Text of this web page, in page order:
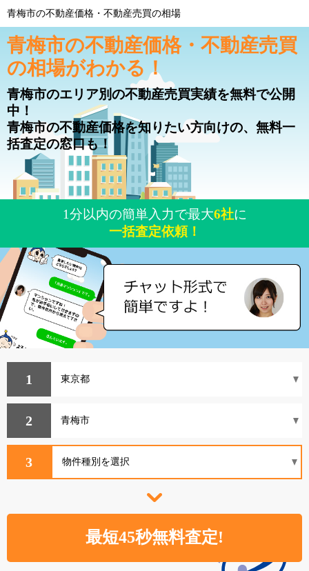
青梅市の不動産価格・不動産売買の相場
青梅市の不動産価格・不動産売買
の相場がわかる！
青梅市のエリア別の不動産売買実績を無料で公開
中！
青梅市の不動産価格を知りたい方向けの、無料一
括査定の窓口も！
1分以内の簡単入力で最大6社に
一括査定依頼！
1
2
3